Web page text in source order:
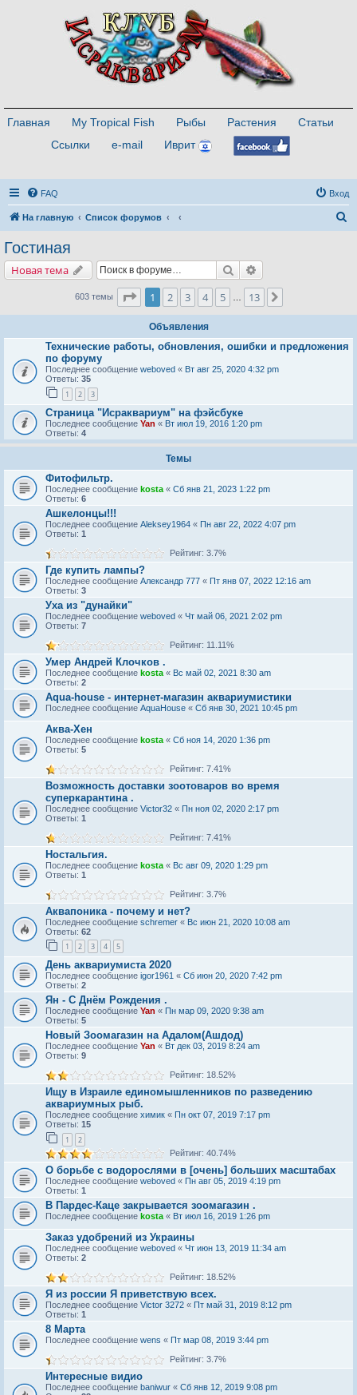
Главная My Tropical Fish Рыбы Растения
Статьи
Ссылки
e-mail Иврит
FAQ Вход
На главную Список форумов
Гостиная
Новая тема Поиск
603 темы Страница1 из
1 2 3 4 5 13
Объявления
Технические работы, обновления, ошибки и предложения
по форуму
Последнее сообщение weboved « Вт авг 25, 2020 4:32 pm
Ответы: 35
1 2 3
Страница "Исраквариум" на фэйсбуке
Последнее сообщение Yan « Вт июл 19, 2016 1:20 pm
Ответы: 4
Темы
Фитофильтр.
Последнее сообщение kosta « Сб янв 21, 2023 1:22 pm
Ответы: 6
Ашкелонцы!!!
Последнее сообщение Aleksey1964 « Пн авг 22, 2022 4:07 pm
Ответы: 1
Рейтинг: 3.7%
Где купить лампы?
Последнее сообщение Александр 777 « Пт янв 07, 2022 12:16 am
Ответы: 3
Уха из "дунайки"
Последнее сообщение weboved « Чт май 06, 2021 2:02 pm
Ответы: 7
Рейтинг: 11.11%
Умер Андрей Клочков .
Последнее сообщение kosta « Вс май 02, 2021 8:30 am
Ответы: 2
Aqua-house - интернет-магазин аквариумистики
Последнее сообщение AquaHouse « Сб янв 30, 2021 10:45 pm
Аква-Хен
Последнее сообщение kosta « Сб ноя 14, 2020 1:36 pm
Ответы: 5
Рейтинг: 7.41%
Возможность доставки зоотоваров во время
суперкарантина .
Последнее сообщение Victor32 « Пн ноя 02, 2020 2:17 pm
Ответы: 1
Рейтинг: 7.41%
Ностальгия.
Последнее сообщение kosta « Вс авг 09, 2020 1:29 pm
Ответы: 1
Рейтинг: 3.7%
Аквапоника - почему и нет?
Последнее сообщение schremer « Вс июн 21, 2020 10:08 am
Ответы: 62
1 2 3 4 5
День аквариумиста 2020
Последнее сообщение igor1961 « Сб июн 20, 2020 7:42 pm
Ответы: 2
Ян - С Днём Рождения .
Последнее сообщение Yan « Пн мар 09, 2020 9:38 am
Ответы: 5
Новый Зоомагазин на Адалом(Ашдод)
Последнее сообщение Yan « Вт дек 03, 2019 8:24 am
Ответы: 9
Рейтинг: 18.52%
Ищу в Израиле единомышленников по разведению
аквариумных рыб.
Последнее сообщение химик « Пн окт 07, 2019 7:17 pm
Ответы: 15
1 2
Рейтинг: 40.74%
О борьбе с водорослями в [очень] больших масштабах
Последнее сообщение weboved « Пн авг 05, 2019 4:19 pm
Ответы: 1
В Пардес-Каце закрывается зоомагазин .
Последнее сообщение kosta « Вт июл 16, 2019 1:26 pm
Заказ удобрений из Украины
Последнее сообщение weboved « Чт июн 13, 2019 11:34 am
Ответы: 2
Рейтинг: 18.52%
Я из россии Я приветствую всех.
Последнее сообщение Victor 3272 « Пт май 31, 2019 8:12 pm
Ответы: 1
8 Марта
Последнее сообщение wens « Пт мар 08, 2019 3:44 pm
Рейтинг: 3.7%
Интересные видио
Последнее сообщение baniwur « Сб янв 12, 2019 9:08 pm